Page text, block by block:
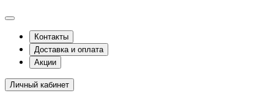
Контакты
Доставка и оплата
Акции
Личный кабинет